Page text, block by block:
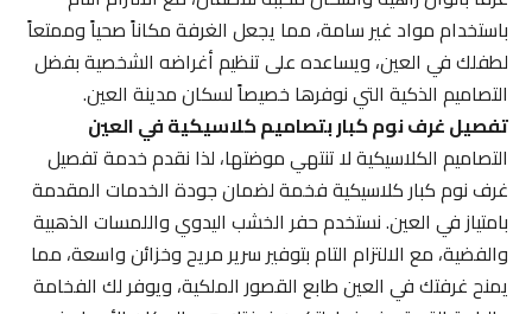
باستخدام مواد غير سامة، مما يجعل الغرفة مكاناً صحياً وممتعاً
لطفلك في العين، ويساعده على تنظيم أغراضه الشخصية بفضل
التصاميم الذكية التي نوفرها خصيصاً لسكان مدينة العين.
تفصيل غرف نوم كبار بتصاميم كلاسيكية في العين
التصاميم الكلاسيكية لا تنتهي موضتها، لذا نقدم خدمة تفصيل
غرف نوم كبار كلاسيكية فخمة لضمان جودة الخدمات المقدمة
بامتياز في العين. نستخدم حفر الخشب اليدوي واللمسات الذهبية
والفضية، مع الالتزام التام بتوفير سرير مريح وخزائن واسعة، مما
يمنح غرفتك في العين طابع القصور الملكية، ويوفر لك الفخامة